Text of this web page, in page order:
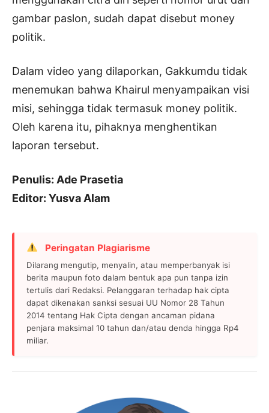
gambar paslon, sudah dapat disebut money
politik.
Dalam video yang dilaporkan, Gakkumdu tidak
menemukan bahwa Khairul menyampaikan visi
misi, sehingga tidak termasuk money politik.
Oleh karena itu, pihaknya menghentikan
laporan tersebut.
Penulis: Ade Prasetia
Editor: Yusva Alam
Peringatan Plagiarisme
Dilarang mengutip, menyalin, atau memperbanyak isi
berita maupun foto dalam bentuk apa pun tanpa izin
tertulis dari Redaksi. Pelanggaran terhadap hak cipta
dapat dikenakan sanksi sesuai UU Nomor 28 Tahun
2014 tentang Hak Cipta dengan ancaman pidana
penjara maksimal 10 tahun dan/atau denda hingga Rp4
miliar.